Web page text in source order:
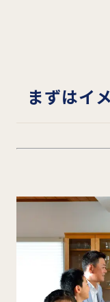
まずはイ